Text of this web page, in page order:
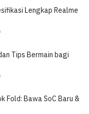
Lengkap Realme
Tips Bermain bagi
Fold: Bawa SoC Baru &